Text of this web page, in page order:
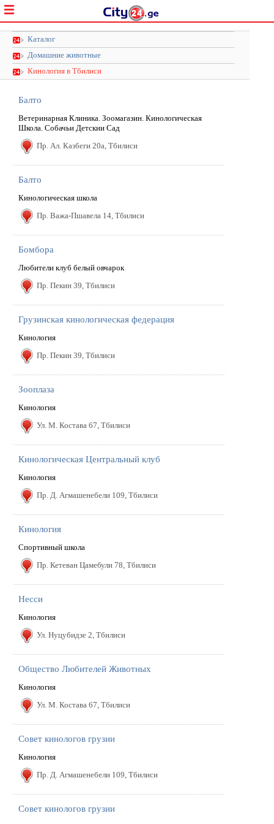
Каталог
Домашние животные
Кинология в Тбилиси
Балто
Ветеринарная Клиника. Зоомагазин. Кинологическая
Школа. Собачьи Детскии Сад
Пр. Ал. Казбеги 20a, Тбилиси
Балто
Кинологическая школа
Пр. Важа-Пшавела 14, Тбилиси
Бомбора
Любители клуб белый овчарок
Пр. Пекин 39, Тбилиси
Грузинская кинологическая федерация
Кинология
Пр. Пекин 39, Тбилиси
Зооплаза
Кинология
Ул. М. Костава 67, Тбилиси
Кинологическая Центральный клуб
Кинология
Пр. Д. Агмашенебели 109, Тбилиси
Кинология
Спортивный школа
Пр. Кетеван Цамебули 78, Тбилиси
Несси
Кинология
Ул. Hуцубидзе 2, Тбилиси
Общество Любителей Животных
Кинология
Ул. М. Костава 67, Тбилиси
Совет кинологов грузии
Кинология
Пр. Д. Агмашенебели 109, Тбилиси
Совет кинологов грузии